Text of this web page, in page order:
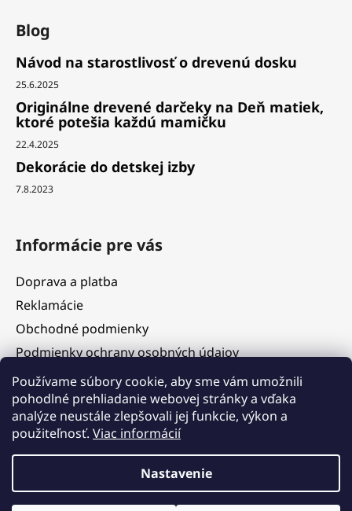
Používame súbory cookie, aby sme vám umožnili
pohodlné prehliadanie webovej stránky a vďaka
analýze neustále zlepšovali jej funkcie, výkon a
použiteľnosť. Viac informácií
Nastavenie
dovolenku. V tomto období budú objednávky prijímané, ich
expedícia však bude dočasne pozastavená. Postupné
vybavovanie a odosielanie objednávok začneme od 12. 8. 2026 v
Blog
Návod na starostlivosť o drevenú dosku
25.6.2025
Originálne drevené darčeky na Deň matiek,
ktoré potešia každú mamičku
22.4.2025
Dekorácie do detskej izby
7.8.2023
Informácie pre vás
Doprava a platba
Reklamácie
Obchodné podmienky
Podmienky ochrany osobných údajov
Služby
Hodnotenie obchodu
Blog